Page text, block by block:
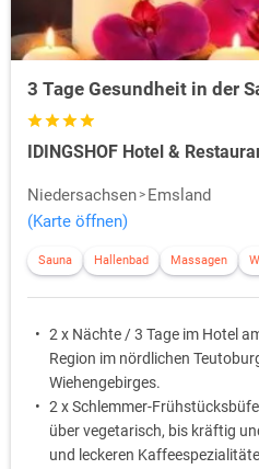
3 Tage Gesundheit in der
IDINGSHOF Hotel &
Niedersachsen
Emsland
(Karte öffnen)
Sauna Hallenbad Massagen
2 x Nächte / 3 Tage im Hotel
Region im nördlichen
Wiehengebirges.
2 x Schlemmer-
über vegetarisch, bis kräftig
und leckeren